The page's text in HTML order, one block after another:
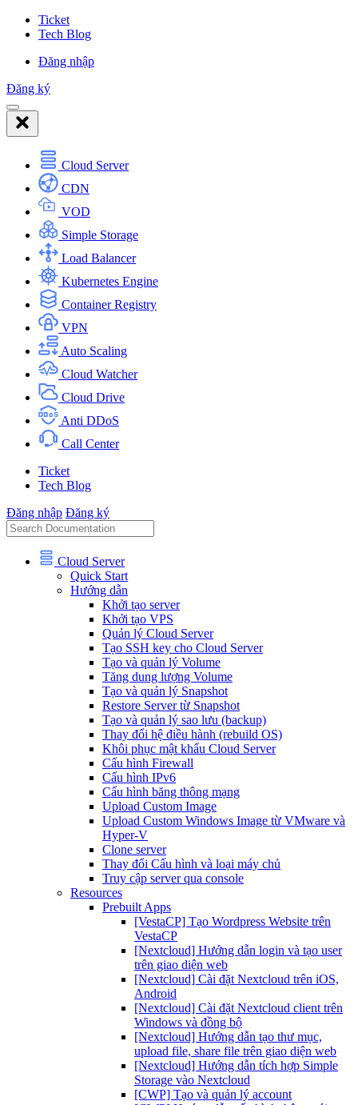
Ticket
Tech Blog
Đăng nhập
Đăng ký
Cloud Server
CDN
VOD
Simple Storage
Load Balancer
Kubernetes Engine
Container Registry
VPN
Auto Scaling
Cloud Watcher
Cloud Drive
Anti DDoS
Call Center
Ticket
Tech Blog
Đăng nhập Đăng ký
Cloud Server
Quick Start
Hướng dẫn
Khởi tạo server
Khởi tạo VPS
Quản lý Cloud Server
Tạo SSH key cho Cloud Server
Tạo và quản lý Volume
Tăng dung lượng Volume
Tạo và quản lý Snapshot
Restore Server từ Snapshot
Tạo và quản lý sao lưu (backup)
Thay đổi hệ điều hành (rebuild OS)
Khôi phục mật khẩu Cloud Server
Cấu hình Firewall
Cấu hình IPv6
Cấu hình băng thông mạng
Upload Custom Image
Upload Custom Windows Image từ VMware và
Hyper-V
Clone server
Thay đổi Cấu hình và loại máy chủ
Truy cập server qua console
Resources
Prebuilt Apps
[VestaCP] Tạo Wordpress Website trên
VestaCP
[Nextcloud] Hướng dẫn login và tạo user
trên giao diện web
[Nextcloud] Cài đặt Nextcloud trên iOS,
Android
[Nextcloud] Cài đặt Nextcloud client trên
Windows và đồng bộ
[Nextcloud] Hướng dẫn tạo thư mục,
upload file, share file trên giao diện web
[Nextcloud] Hướng dẫn tích hợp Simple
Storage vào Nextcloud
[CWP] Tạo và quản lý account